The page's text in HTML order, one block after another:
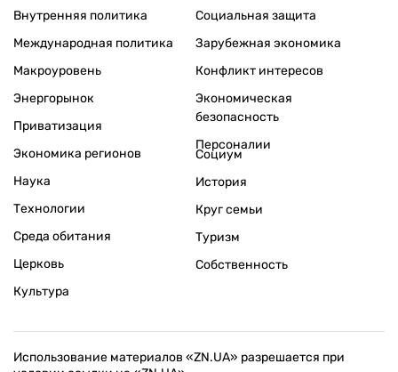
Внутренняя политика
Международная политика
Макроуровень
Энергорынок
Приватизация
Экономика регионов
Социальная защита
Зарубежная экономика
Конфликт интересов
Экономическая
безопасность
Персоналии
Наука
Технологии
Среда обитания
Церковь
Культура
Социум
История
Круг семьи
Туризм
Собственность
Использование материалов «ZN.UA» разрешается при